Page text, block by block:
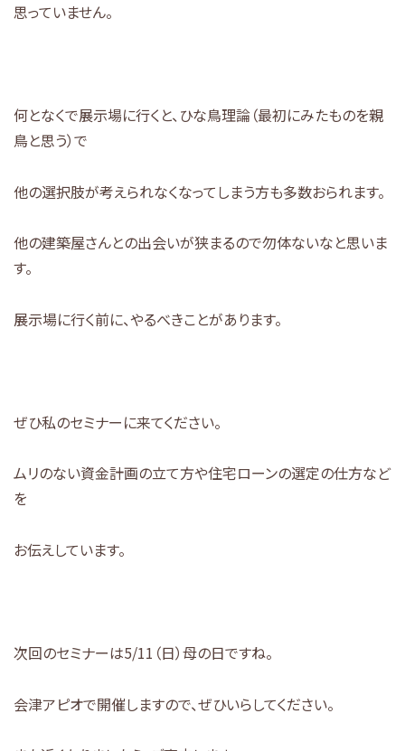
思っていません。
何となくで展示場に行くと、ひな鳥理論（最初にみたものを親
鳥と思う）で
他の選択肢が考えられなくなってしまう方も多数おられます。
他の建築屋さんとの出会いが狭まるので勿体ないなと思いま
す。
展示場に行く前に、やるべきことがあります。
ぜひ私のセミナーに来てください。
ムリのない資金計画の立て方や住宅ローンの選定の仕方など
を
お伝えしています。
次回のセミナーは5/11（日）母の日ですね。
会津アピオで開催しますので、ぜひいらしてください。